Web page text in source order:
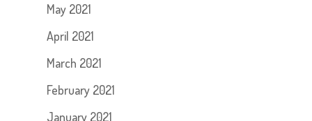
May 2021
April 2021
March 2021
February 2021
January 2021